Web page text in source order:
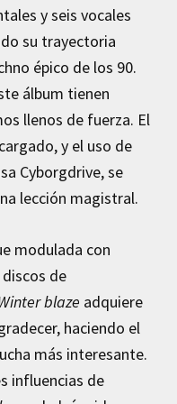
y seis vocales
su trayectoria
épico de los 90.
álbum tienen
llenos de fuerza. El
y el uso de
Cyborgdrive, se
lección magistral.
modulada con
de
blaze adquiere
haciendo el
más interesante.
influencias de